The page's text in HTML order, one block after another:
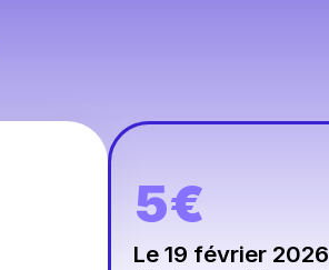
5€
Le 19 février 2026